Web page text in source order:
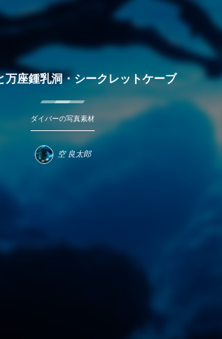
万座鍾乳洞・シークレットケーブ
ダイバーの写真素材
空 良太郎